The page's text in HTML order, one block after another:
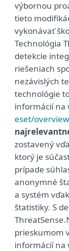
výbornou
tieto
vykonávať
Technológia
detekcie
riešeniach
nezávislých
technológie
informácií na
eset/
zostavený
ktorý je
prípade
anonymné
a systém
štatistiky. S
prieskumom
informácií na